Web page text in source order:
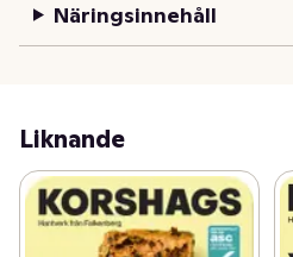
Näringsinnehåll
Liknande